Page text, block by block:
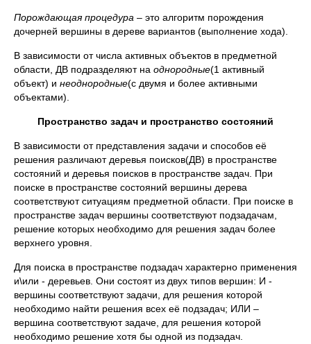
Порождающая процедура – это алгоритм порождения
дочерней вершины в дереве вариантов (выполнение хода).
В зависимости от числа активных объектов в предметной
области, ДВ подразделяют на однородные(1 активный
объект) и неоднородные(с двумя и более активными
объектами).
Пространство задач и пространство состояний
В зависимости от представления задачи и способов её
решения различают деревья поисков(ДВ) в пространстве
состояний и деревья поисков в пространстве задач. При
поиске в пространстве состояний вершины дерева
соответствуют ситуациям предметной области. При поиске в
пространстве задач вершины соответствуют подзадачам,
решение которых необходимо для решения задач более
верхнего уровня.
Для поиска в пространстве подзадач характерно применения
и\или - деревьев. Они состоят из двух типов вершин: И -
вершины соответствуют задачи, для решения которой
необходимо найти решения всех её подзадач; ИЛИ –
вершина соответствуют задаче, для решения которой
необходимо решение хотя бы одной из подзадач.